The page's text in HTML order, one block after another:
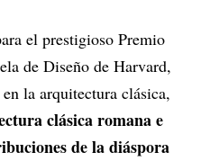
el prestigioso Premio
de Diseño de Harvard,
la arquitectura clásica,
clásica romana e
de la diáspora